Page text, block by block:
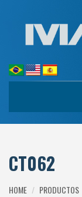
CT062
HOME PRODUCTOS